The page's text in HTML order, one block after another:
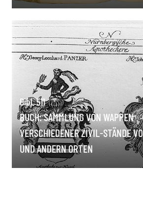
Bibl. 511
BUCH: SAMMLUNG VON WAPPEN
VERSCHIEDENER ZIVIL-STÄNDE
UND ANDERN ORTEN